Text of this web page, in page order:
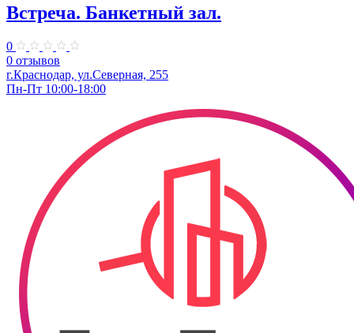
Встреча. Банкетный зал.
0
0 отзывов
г.Краснодар, ул.Северная, 255
Пн-Пт 10:00-18:00